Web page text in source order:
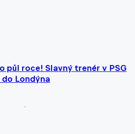
půl roce! Slavný trenér v PSG
Londýna